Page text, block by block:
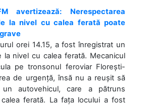
avertizează: Nerespectarea
la nivel cu calea ferată poate
orei 14.15, a fost înregistrat un
nivel cu calea ferată. Mecanicul
pe tronsonul feroviar Florești-
de urgență, însă nu a reușit să
autovehicul, care a pătruns
ferată. La fața locului a fost